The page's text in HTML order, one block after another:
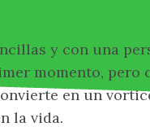
y con una
momento, pero
en un
la vida.